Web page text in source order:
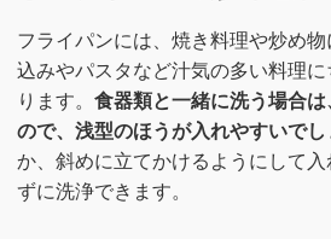
フライパンには、焼き料理や炒め
込みやパスタなど汁気の多い料理
ります。 食器類と一緒に洗う場合
ので、浅型のほうが入れやすいでし
か、斜めに立てかけるようにして
ずに洗浄できます。